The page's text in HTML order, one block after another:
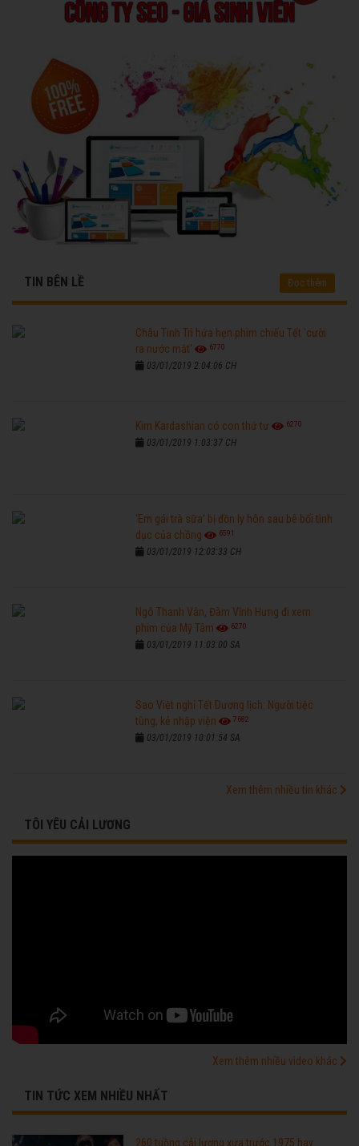
TIN BÊN LỀ Đọc thêm
Châu Tinh Trì hứa hẹn phim chiếu Tết 'cười
ra nước mắt'
6770
03/01/2019 2:04:06 CH
Kim Kardashian có con thứ tư 6270
03/01/2019 1:03:37 CH
'Em gái trà sữa' bị đồn ly hôn sau bê bối tình
dục của chồng
6591
03/01/2019 12:03:33 CH
Ngô Thanh Vân, Đàm Vĩnh Hưng đi xem
phim của Mỹ Tâm
6270
03/01/2019 11:03:00 SA
Sao Việt nghỉ Tết Dương lịch: Người tiệc
tùng, kẻ nhập viện
7682
03/01/2019 10:01:54 SA
Xem thêm nhiều tin khác
TÔI YÊU CẢI LƯƠNG
Xem thêm nhiều video khác
TIN TỨC XEM NHIỀU NHẤT
260 tuồng cải lương xưa trước 1975 hay